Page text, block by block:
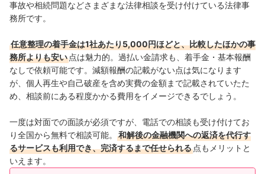
事故や相続問題などさまざまな法律相談を受け付けている法律事
務所です。
任意整理の着手金は1社あたり5,000円ほどと、比較したほかの事
務所よりも安い点は魅力的。過払い金請求も、着手金・基本報酬
なしで依頼可能です。減額報酬の記載がない点は気になります
が、個人再生や自己破産を含め実費の金額まで記載されていたた
め、相談前にある程度かかる費用をイメージできるでしょう。
一度は対面での面談が必須ですが、電話での相談も受け付けてお
り全国から無料で相談可能。
和解後の金融機関への返済を代行す
るサービスも利用でき、完済するまで任せられる点もメリットと
いえます。